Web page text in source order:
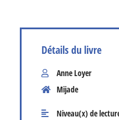
Détails du livre
Anne Loyer
Mijade
Niveau(x) de